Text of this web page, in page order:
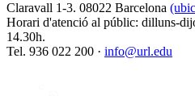
Claravall 1-3. 08022 Barcelona
Horari d'atenció al públic: dilluns-
14.30h.
Tel. 936 022 200 · info@url.edu